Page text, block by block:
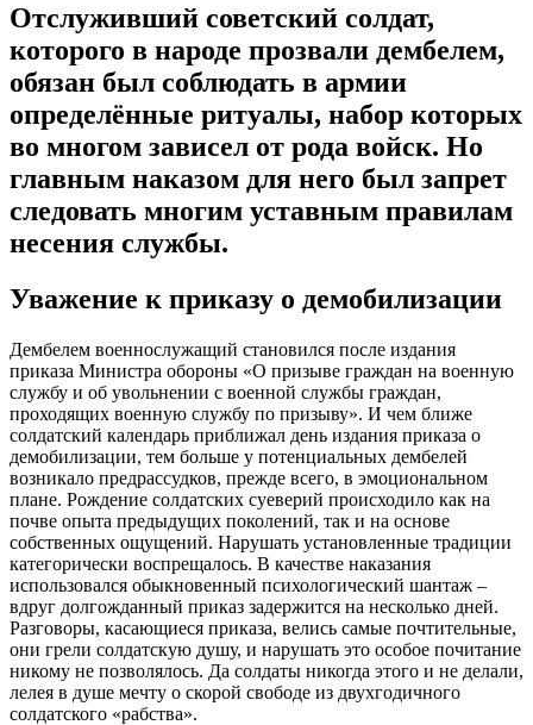
Отслуживший советский солдат,
которого в народе прозвали дембелем,
обязан был соблюдать в армии
определённые ритуалы, набор которых
во многом зависел от рода войск. Но
главным наказом для него был запрет
следовать многим уставным правилам
несения службы.
Уважение к приказу о демобилизации
Дембелем военнослужащий становился после издания
приказа Министра обороны «О призыве граждан на военную
службу и об увольнении с военной службы граждан,
проходящих военную службу по призыву». И чем ближе
солдатский календарь приближал день издания приказа о
демобилизации, тем больше у потенциальных дембелей
возникало предрассудков, прежде всего, в эмоциональном
плане. Рождение солдатских суеверий происходило как на
почве опыта предыдущих поколений, так и на основе
собственных ощущений. Нарушать установленные традиции
категорически воспрещалось. В качестве наказания
использовался обыкновенный психологический шантаж –
вдруг долгожданный приказ задержится на несколько дней.
Разговоры, касающиеся приказа, велись самые почтительные,
они грели солдатскую душу, и нарушать это особое почитание
никому не позволялось. Да солдаты никогда этого и не делали,
лелея в душе мечту о скорой свободе из двухгодичного
солдатского «рабства».